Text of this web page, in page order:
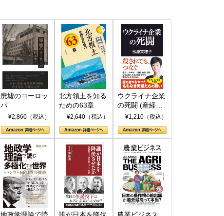
廃墟のヨーロッ
パ
¥2,860（税込）
北方領土を知る
ための63章
¥2,640（税込）
ウクライナ企業
の死闘 (産経セ
レクト S 039)
¥1,210（税込）
地政学理論で読 誰が日本を降伏 農業ビジネス